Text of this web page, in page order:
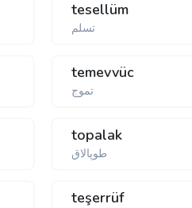
tesellüm
تسلم
temevvüc
تموج
topalak
طوپالاق
teşerrüf